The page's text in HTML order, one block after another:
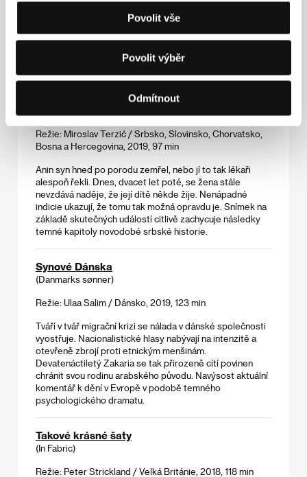
Povolit vše
Povolit výběr
Odmítnout
sužován steskem po své utonulé ženě. Vše se mění v
momentě, kdy se seznámí s Monou – tajemnou dominou,
která mu dá pocit, že si nejen může konečně někoho
setkat se svou zesnulou láskou.
Režie: Miroslav Terzić / Srbsko, Slovinsko, Chorvatsko,
Bosna a Hercegovina, 2019, 97 min
Anin syn hned po porodu zemřel, nebo jí to tak lékaři
alespoň řekli. Dnes, dvacet let poté, se žena stále
nevzdává naděje, že její dítě někde žije. Nenápadné
indicie ukazují, že tomu tak možná opravdu je. Snímek na
základě skutečných událostí citlivě zachycuje následky
temné kapitoly novodobé srbské historie.
Synové Dánska
(Danmarks sønner)
Režie: Ulaa Salim / Dánsko, 2019, 123 min
Tváří v tvář migrační krizi se nálada v dánské společnosti
vyostřuje. Nacionalistické hlasy nabývají na intenzitě a
otevřeně zbrojí proti etnickým menšinám.
Devatenáctiletý Zakaria se tak přirozeně cítí povinen
chránit svou rodinu arabského původu. Navýsost aktuální
komentář k dění v Evropě v podobě temného
psychologického dramatu.
Takové krásné šaty
(In Fabric)
Režie: Peter Strickland / Velká Británie, 2018, 118 min